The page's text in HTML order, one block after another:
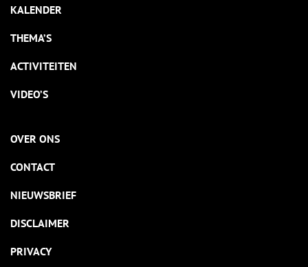
KALENDER
THEMA’S
ACTIVITEITEN
VIDEO’S
OVER ONS
CONTACT
NIEUWSBRIEF
DISCLAIMER
PRIVACY